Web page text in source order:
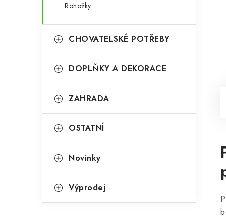
Rohožky
CHOVATELSKÉ POTŘEBY
DOPLŇKY A DEKORACE
ZAHRADA
OSTATNÍ
Novinky
Výprodej